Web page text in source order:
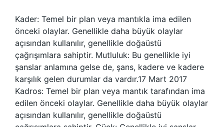
Kader: Temel bir plan veya mantıkla ima edilen
önceki olaylar. Genellikle daha büyük olaylar
açısından kullanılır, genellikle doğaüstü
çağrışımlara sahiptir. Mutluluk: Bu genellikle iyi
şanslar anlamına gelse de, şans, kadere ve kadere
karşılık gelen durumlar da vardır.17 Mart 2017
Kadros: Temel bir plan veya mantık tarafından ima
edilen önceki olaylar. Genellikle daha büyük olaylar
açısından kullanılır, genellikle doğaüstü